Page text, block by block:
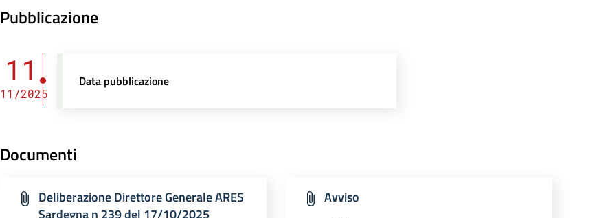
Pubblicazione
11
11/2025
Data pubblicazione
Documenti
Deliberazione Direttore Generale ARES
Sardegna n 239 del 17/10/2025
Avviso